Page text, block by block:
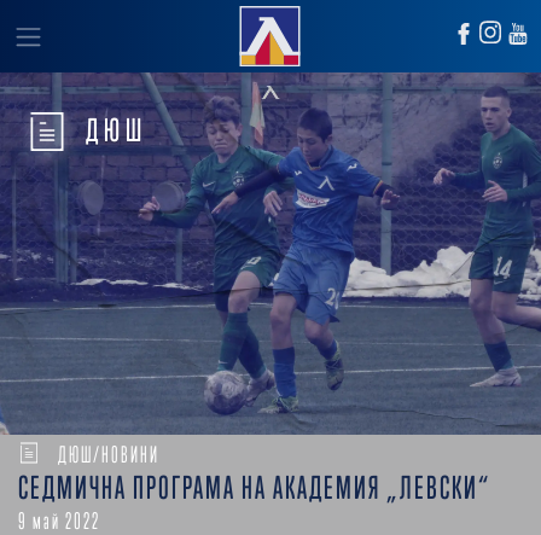
ДЮШ
ДЮШ/НОВИНИ
СЕДМИЧНА ПРОГРАМА НА АКАДЕМИЯ „ЛЕВСКИ“
9 май 2022